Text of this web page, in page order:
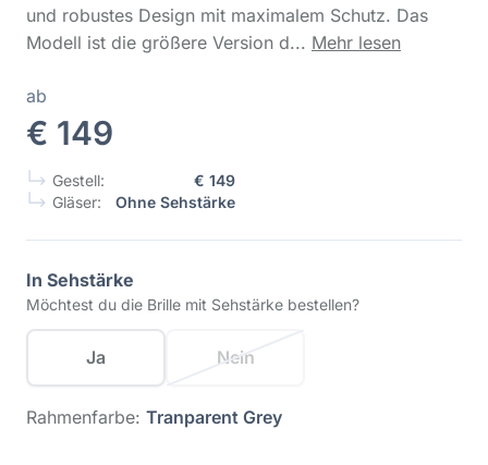
und robustes Design mit maximalem Schutz. Das
Modell ist die größere Version d... Mehr lesen
ab
€ 149
Gestell:
€ 149
Gläser:
Ohne Sehstärke
In Sehstärke
Möchtest du die Brille mit Sehstärke bestellen?
Ja Nein
Rahmenfarbe: Tranparent Grey